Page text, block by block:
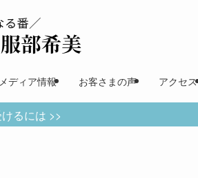
ディア情報 お客さまの声 アクセス
るには >>